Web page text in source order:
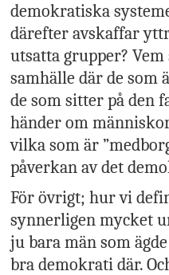
demokratiska
därefter avskaffar
utsatta grupper?
samhälle där de som
de som sitter på den
händer om
vilka som är
påverkan av det
För övrigt; hur vi
synnerligen mycket
ju bara män som
bra demokrati där.